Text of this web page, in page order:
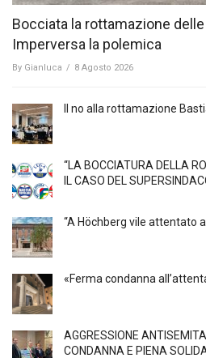
Bocciata la rottamazione
Imperversa la polemica
By Gianluca / 8 Agosto 2026
Il no alla rottamazione
“LA BOCCIATURA DELLA
IL CASO DEL
“A Höchberg vile attentato
«Ferma condanna
AGGRESSIONE
CONDANNA E PIENA